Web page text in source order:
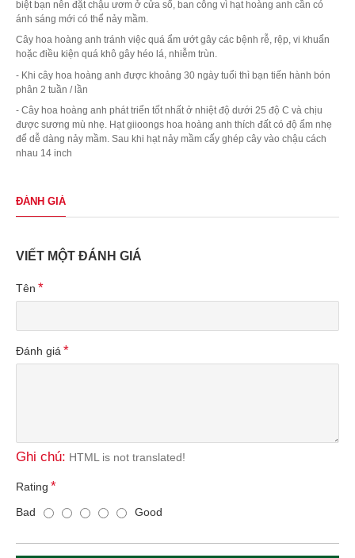
biệt bạn nên đặt chậu ươm ở cửa sổ, ban công vì hạt hoàng anh cần có
ánh sáng mới có thể nảy mầm.
Cây hoa hoàng anh tránh việc quá ẩm ướt gây các bệnh rễ, rệp, vi khuẩn
hoặc điều kiện quá khô gây héo lá, nhiễm trùn.
- Khi cây hoa hoàng anh được khoảng 30 ngày tuổi thì bạn tiến hành bón
phân 2 tuần / lần
- Cây hoa hoàng anh phát triển tốt nhất ở nhiệt độ dưới 25 độ C và chịu
được sương mù nhẹ. Hạt giioongs hoa hoàng anh thích đất có độ ẩm nhẹ
để dễ dàng nảy mầm. Sau khi hạt nảy mầm cấy ghép cây vào chậu cách
nhau 14 inch
ĐÁNH GIÁ
VIẾT MỘT ĐÁNH GIÁ
Tên
Đánh giá
Ghi chú: HTML is not translated!
Rating
Bad
Good